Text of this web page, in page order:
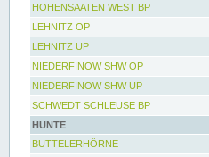
HOHENSAATEN WEST BP
LEHNITZ OP
LEHNITZ UP
NIEDERFINOW SHW OP
NIEDERFINOW SHW UP
SCHWEDT SCHLEUSE BP
HUNTE
BUTTELERHÖRNE